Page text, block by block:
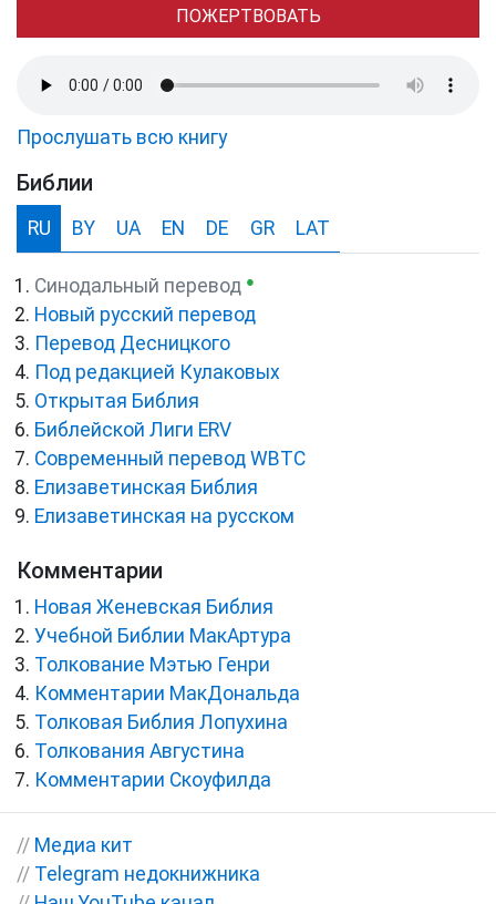
ПОЖЕРТВОВАТЬ
Прослушать всю книгу
Библии
RU BY UA EN DE GR LAT
Синодальный перевод ●
Новый русский перевод
Перевод Десницкого
Под редакцией Кулаковых
Открытая Библия
Библейской Лиги ERV
Cовременный перевод WBTC
Елизаветинская Библия
Елизаветинская на русском
Комментарии
Новая Женевская Библия
Учебной Библии МакАртура
Толкование Мэтью Генри
Комментарии МакДональда
Толковая Библия Лопухина
Толкования Августина
Комментарии Скоуфилда
// Медиа кит
// Telegram недокнижника